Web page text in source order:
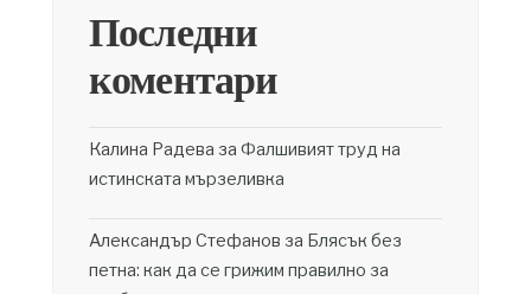
Последни
коментари
Калина Радева за Фалшивият труд на
истинската мързеливка
Александър Стефанов за Блясък без
петна: как да се грижим правилно за